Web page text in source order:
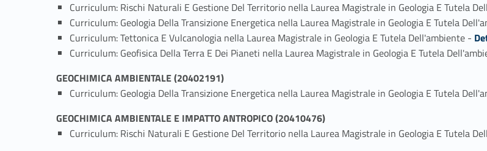
Curriculum: Rischi Naturali E Gestione Del Territorio nella Laurea Magistrale in Geologia E Tutela
Curriculum: Geologia Della Transizione Energetica nella Laurea Magistrale in Geologia E Tutela
Curriculum: Tettonica E Vulcanologia nella Laurea Magistrale in Geologia E Tutela Dell'ambiente - Link identifier #identifier_person_159287-3
Curriculum: Geofisica Della Terra E Dei Pianeti nella Laurea Magistrale in Geologia E Tutela
GEOCHIMICA AMBIENTALE (20402191)
Curriculum: Geologia Della Transizione Energetica nella Laurea Magistrale in Geologia E Tutela
GEOCHIMICA AMBIENTALE E IMPATTO ANTROPICO (20410476)
Curriculum: Rischi Naturali E Gestione Del Territorio nella Laurea Magistrale in Geologia E Tutela